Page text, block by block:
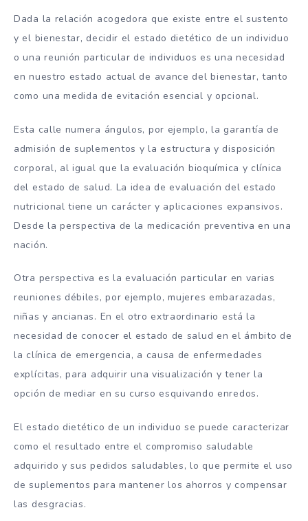
Dada la relación acogedora que existe entre el sustento
y el bienestar, decidir el estado dietético de un individuo
o una reunión particular de individuos es una necesidad
en nuestro estado actual de avance del bienestar, tanto
como una medida de evitación esencial y opcional.
Esta calle numera ángulos, por ejemplo, la garantía de
admisión de suplementos y la estructura y disposición
corporal, al igual que la evaluación bioquímica y clínica
del estado de salud. La idea de evaluación del estado
nutricional tiene un carácter y aplicaciones expansivos.
Desde la perspectiva de la medicación preventiva en una
nación.
Otra perspectiva es la evaluación particular en varias
reuniones débiles, por ejemplo, mujeres embarazadas,
niñas y ancianas. En el otro extraordinario está la
necesidad de conocer el estado de salud en el ámbito de
la clínica de emergencia, a causa de enfermedades
explícitas, para adquirir una visualización y tener la
opción de mediar en su curso esquivando enredos.
El estado dietético de un individuo se puede caracterizar
como el resultado entre el compromiso saludable
adquirido y sus pedidos saludables, lo que permite el uso
de suplementos para mantener los ahorros y compensar
las desgracias.